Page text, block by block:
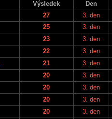
Výsledek
Den
27
3. den
25
3. den
23
3. den
22
3. den
21
3. den
20
3. den
20
3. den
20
3. den
20
3. den